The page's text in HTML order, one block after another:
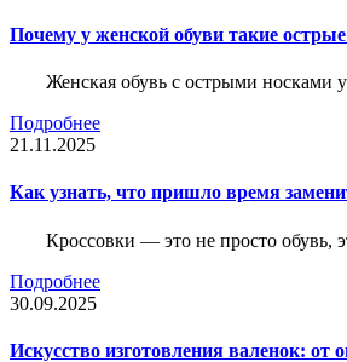
Почему у женской обуви такие
Женская обувь с острыми носками
Подробнее
21.11.2025
Как узнать, что пришло время
Кроссовки — это не просто обувь,
Подробнее
30.09.2025
Искусство изготовления валенок: от